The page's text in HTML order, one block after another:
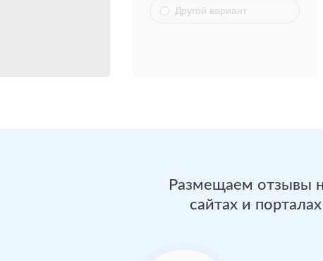
Другой вариант
Размещаем отзывы
сайтах и